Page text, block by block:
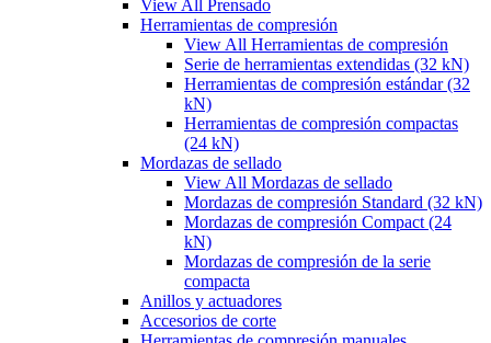
View All Prensado
Herramientas de compresión
View All Herramientas de compresión
Serie de herramientas extendidas (32 kN)
Herramientas de compresión estándar (32
kN)
Herramientas de compresión compactas
(24 kN)
Mordazas de sellado
View All Mordazas de sellado
Mordazas de compresión Standard (32 kN)
Mordazas de compresión Compact (24
kN)
Mordazas de compresión de la serie
compacta
Anillos y actuadores
Accesorios de corte